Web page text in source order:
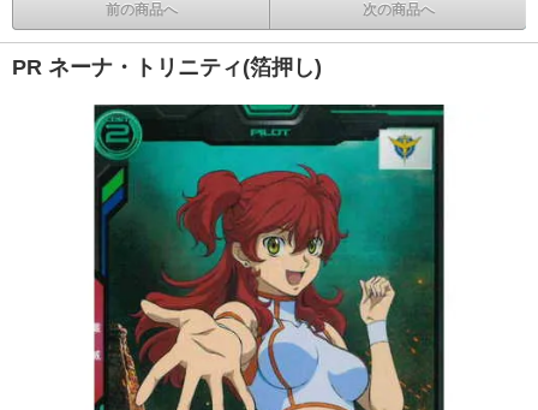
前の商品へ 次の商品へ
PR ネーナ・トリニティ(箔押し)